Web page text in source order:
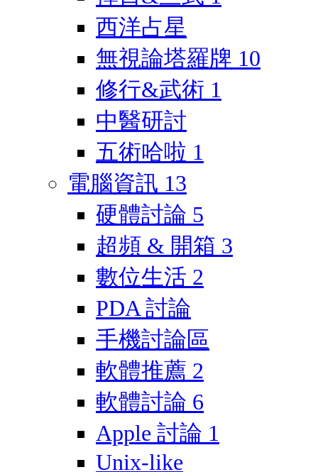
西洋占星
無視論塔羅牌 10
修行&武術 1
中醫研討
五術哈啦 1
電腦資訊 13
硬體討論 5
超頻 & 開箱 3
數位生活 2
PDA 討論
手機討論區
軟體推薦 2
軟體討論 6
Apple 討論 1
Unix-like